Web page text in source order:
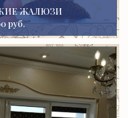
ЖАЛЮЗИ
руб.